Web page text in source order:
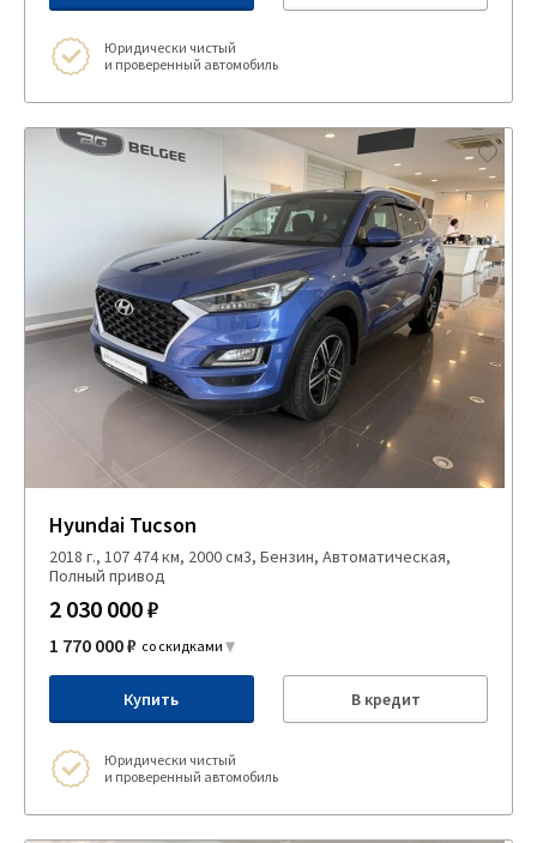
Юридически чистый
и проверенный автомобиль
Hyundai Tucson
2018 г., 107 474 км, 2000 см3, Бензин, Автоматическая,
Полный привод
2 030 000 ₽
1 770 000 ₽ со скидками
Купить В кредит
Юридически чистый
и проверенный автомобиль